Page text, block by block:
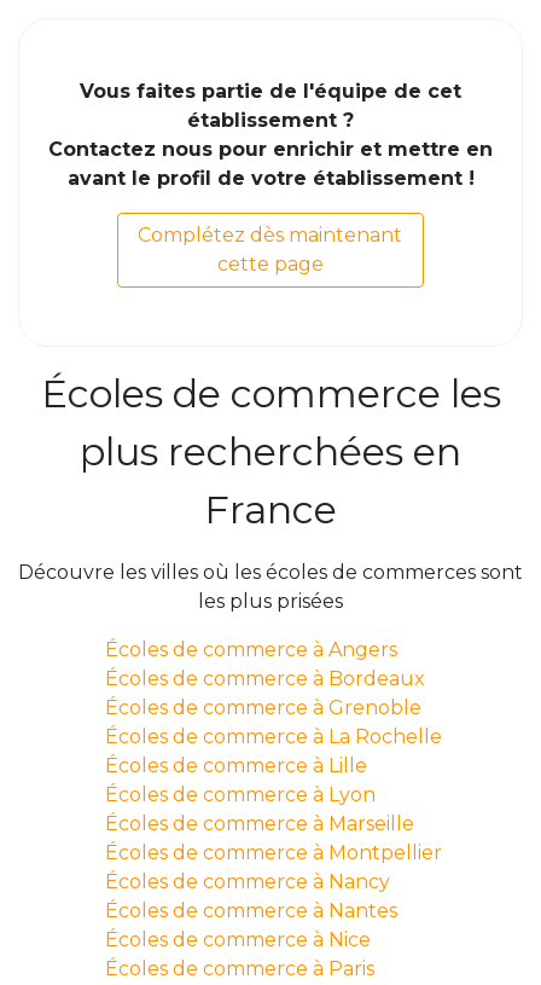
Vous faites partie de l'équipe de cet
établissement ?
Contactez nous pour enrichir et mettre en
avant le profil de votre établissement !
Complétez dès maintenant
cette page
Écoles de commerce les
plus recherchées en
France
Découvre les villes où les écoles de commerces sont
les plus prisées
Écoles de commerce à Angers
Écoles de commerce à Bordeaux
Écoles de commerce à Grenoble
Écoles de commerce à La Rochelle
Écoles de commerce à Lille
Écoles de commerce à Lyon
Écoles de commerce à Marseille
Écoles de commerce à Montpellier
Écoles de commerce à Nancy
Écoles de commerce à Nantes
Écoles de commerce à Nice
Écoles de commerce à Paris